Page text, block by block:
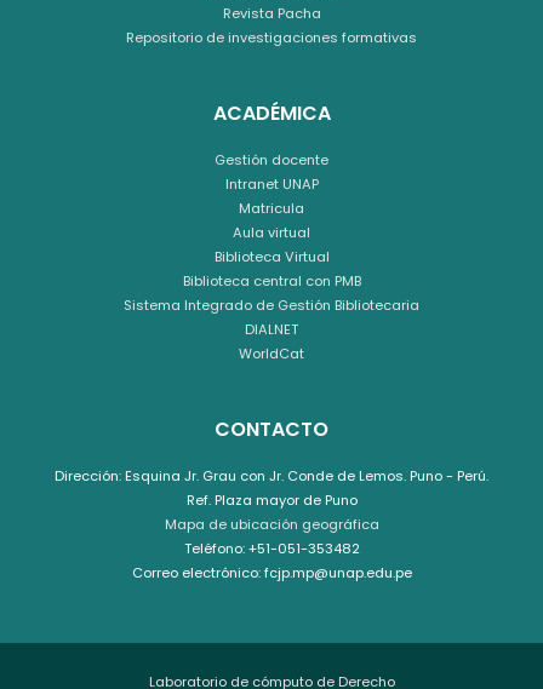
Revista Pacha
Repositorio de investigaciones formativas
ACADÉMICA
Gestión docente
Intranet UNAP
Matricula
Aula virtual
Biblioteca Virtual
Biblioteca central con PMB
Sistema Integrado de Gestión Bibliotecaria
DIALNET
WorldCat
CONTACTO
Dirección: Esquina Jr. Grau con Jr. Conde de Lemos. Puno - Perú.
Ref. Plaza mayor de Puno
Mapa de ubicación geográfica
Teléfono: +51-051-353482
Correo electrónico: fcjp.mp@unap.edu.pe
Laboratorio de cómputo de Derecho